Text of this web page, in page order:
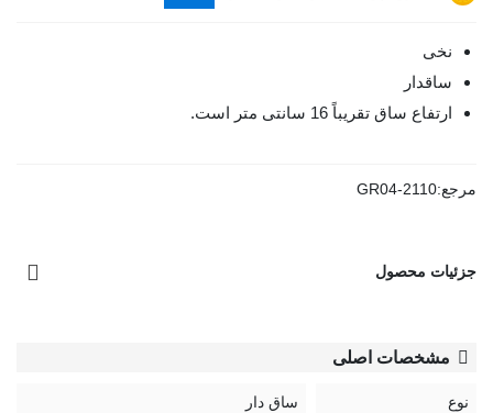
نخی
ساقدار
ارتفاع ساق تقریباً 16 سانتی متر است.
مرجع:GR04-2110
جزئیات محصول
مشخصات اصلی
نوع ساق دار